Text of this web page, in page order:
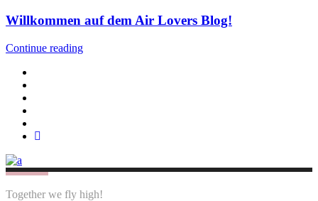
Willkommen auf dem Air Lovers Blog!
Continue reading
Together we fly high!